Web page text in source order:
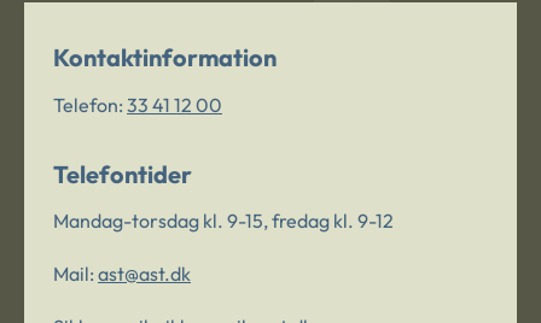
Kontaktinformation
Telefon: 33 41 12 00
Telefontider
Mandag-torsdag kl. 9-15, fredag kl. 9-12
Mail: ast@ast.dk